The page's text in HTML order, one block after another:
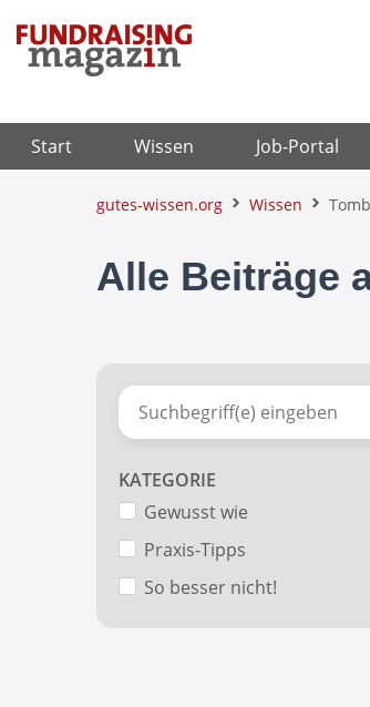
Inhalt
springen
Start Wissen Job-Portal
gutes-wissen.org Wissen
Alle Beiträge
KATEGORIE
Gewusst wie
Praxis-Tipps
So besser nicht!